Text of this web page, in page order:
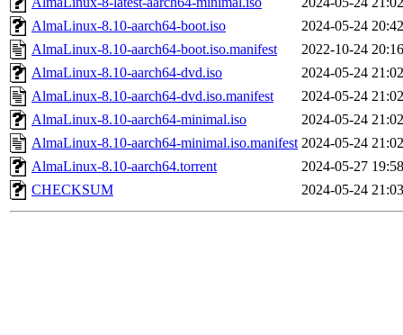
AlmaLinux-8.10-aarch64-boot.iso
2024-05-24 20:42
AlmaLinux-8.10-aarch64-boot.iso.manifest
2022-10-24 20:16
AlmaLinux-8.10-aarch64-dvd.iso
2024-05-24 21:02
AlmaLinux-8.10-aarch64-dvd.iso.manifest
2024-05-24 21:02
AlmaLinux-8.10-aarch64-minimal.iso
2024-05-24 21:02
AlmaLinux-8.10-aarch64-minimal.iso.manifest 2024-05-24 21:02
AlmaLinux-8.10-aarch64.torrent
2024-05-27 19:58
CHECKSUM
2024-05-24 21:03